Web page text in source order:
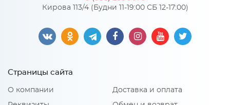
Белый
Кирова 113/4 (Будни 11-19:00 СБ 12-17:00)
Страницы сайта
О компании Доставка и оплата